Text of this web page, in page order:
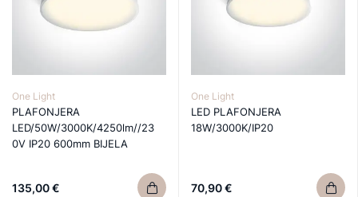
One Light
PLAFONJERA
LED/50W/3000K/4250lm//23
0V IP20 600mm BIJELA
135,00 €
One Light
LED PLAFONJERA
18W/3000K/IP20
70,90 €